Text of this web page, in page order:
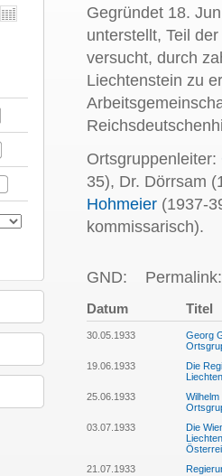
Gegründet 18.
unterstellt, Teil
versucht, durch
Liechtenstein zu
Ortsgruppenleiter:
35), Dr. Dörrsam
Hohmeier (1937-
kommissarisch).
GND:
Datum Titel
30.05.1933
Georg
19.06.1933
Die
25.06.1933
03.07.1933
Die
21.07.1933